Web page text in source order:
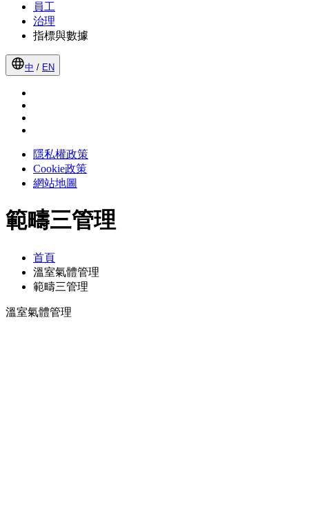
員工
治理
指標與數據
中 / EN
隱私權政策
Cookie政策
網站地圖
範疇三管理
首頁
溫室氣體管理
範疇三管理
溫室氣體管理